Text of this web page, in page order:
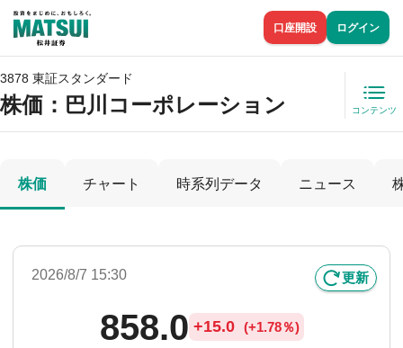
口座開設 ログイン
3878 東証スタンダード
株価 ：巴川コーポレーション コンテンツ
株価 チャート 時系列データ ニュース
2026/8/7 15:30 更新
858.0 +15.0 (+1.78％)